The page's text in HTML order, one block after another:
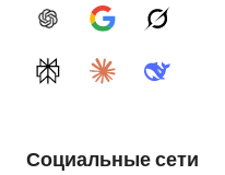
ChatGPTGoogle AIGrok
PerplexityClaudeDeepSeek
Социальные сети